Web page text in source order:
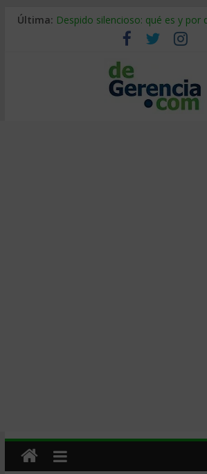
Última: Despido silencioso: qué es y por
La economía de Venezuela
Los 8 pasos de Kotter: liderar el
Gestión de proyectos con IA:
IA y creatividad: cómo evitar que